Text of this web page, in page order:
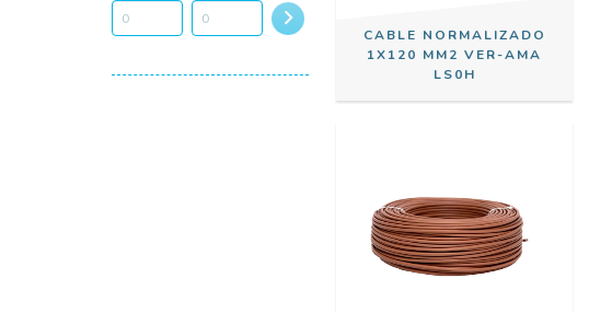
CABLE NORMALIZADO
1X120 MM2 VER-AMA
LS0H